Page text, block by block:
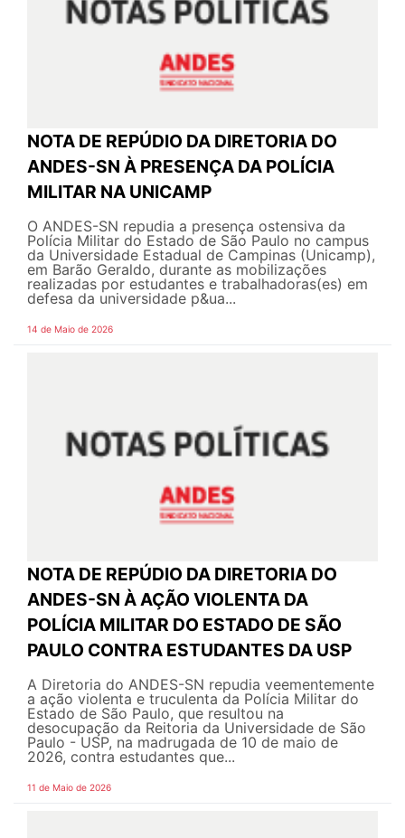
NOTA DE REPÚDIO DA DIRETORIA DO
ANDES-SN À PRESENÇA DA POLÍCIA
MILITAR NA UNICAMP
O ANDES-SN repudia a presença ostensiva da
Polícia Militar do Estado de São Paulo no campus
da Universidade Estadual de Campinas (Unicamp),
em Barão Geraldo, durante as mobilizações
realizadas por estudantes e trabalhadoras(es) em
defesa da universidade p&ua...
14 de Maio de 2026
NOTA DE REPÚDIO DA DIRETORIA DO
ANDES-SN À AÇÃO VIOLENTA DA
POLÍCIA MILITAR DO ESTADO DE SÃO
PAULO CONTRA ESTUDANTES DA USP
A Diretoria do ANDES-SN repudia veementemente
a ação violenta e truculenta da Polícia Militar do
Estado de São Paulo, que resultou na
desocupação da Reitoria da Universidade de São
Paulo - USP, na madrugada de 10 de maio de
2026, contra estudantes que...
11 de Maio de 2026